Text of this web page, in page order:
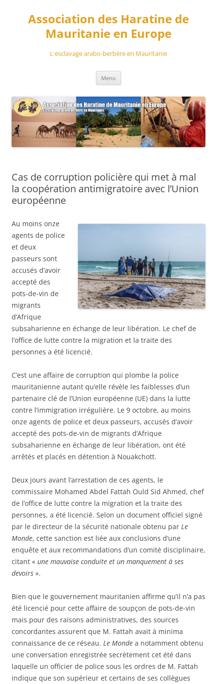
contenuAssociation des Haratine de
Mauritanie en Europe
L'esclavage arabo-berbère en Mauritanie
Menu
Cas de corruption policière qui met à mal
la coopération antimigratoire avec l’Union
européenne
Au moins onze
agents de police
et deux
passeurs sont
accusés d’avoir
accepté des
pots-de-vin de
migrants
d’Afrique
subsaharienne en échange de leur libération. Le chef de
l’office de lutte contre la migration et la traite des
personnes a été licencié.
C’est une affaire de corruption qui plombe la police
mauritanienne autant qu’elle révèle les faiblesses d’un
partenaire clé de l’Union européenne (UE) dans la lutte
contre l’immigration irrégulière. Le 9 octobre, au moins
onze agents de police et deux passeurs, accusés d’avoir
accepté des pots-de-vin de migrants d’Afrique
subsaharienne en échange de leur libération, ont été
arrêtés et placés en détention à Nouakchott.
Deux jours avant l’arrestation de ces agents, le
commissaire Mohamed Abdel Fattah Ould Sid Ahmed, chef
de l’office de lutte contre la migration et la traite des
personnes, a été licencié. Selon un document officiel signé
par le directeur de la sécurité nationale obtenu par Le
Monde, cette sanction est liée aux conclusions d’une
enquête et aux recommandations d’un comité disciplinaire,
citant « une mauvaise conduite et un manquement à ses
devoirs ».
Bien que le gouvernement mauritanien affirme qu’il n’a pas
été licencié pour cette affaire de soupçon de pots-de-vin
mais pour des raisons administratives, des sources
concordantes assurent que M. Fattah avait à minima
connaissance de ce réseau. Le Monde a notamment obtenu
une conversation enregistrée secrètement cet été dans
laquelle un officier de police sous les ordres de M. Fattah
indique que son supérieur et certains de ses collègues